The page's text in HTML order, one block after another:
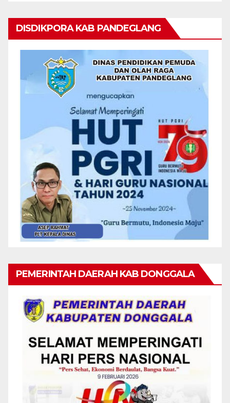
DISDIKPORA KAB PANDEGLANG
PEMERINTAH DAERAH KAB DONGGALA